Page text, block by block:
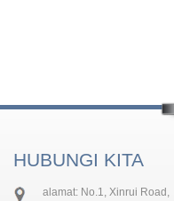
HUBUNGI KITA
alamat: No.1, Xinrui Road,